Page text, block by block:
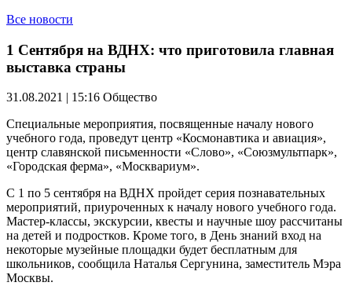
Все новости
1 Сентября на ВДНХ: что приготовила главная
выставка страны
31.08.2021 | 15:16 Общество
Специальные мероприятия, посвященные началу нового
учебного года, проведут центр «Космонавтика и авиация»,
центр славянской письменности «Слово», «Союзмультпарк»,
«Городская ферма», «Москвариум».
С 1 по 5 сентября на ВДНХ пройдет серия познавательных
мероприятий, приуроченных к началу нового учебного года.
Мастер-классы, экскурсии, квесты и научные шоу рассчитаны
на детей и подростков. Кроме того, в День знаний вход на
некоторые музейные площадки будет бесплатным для
школьников, сообщила Наталья Сергунина, заместитель Мэра
Москвы.